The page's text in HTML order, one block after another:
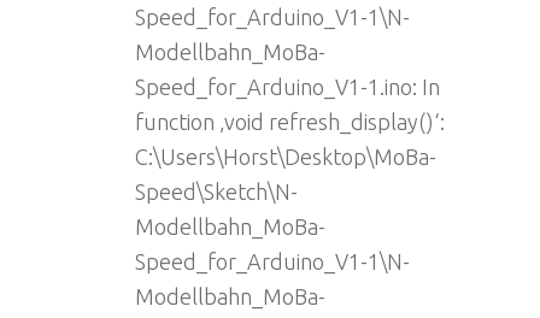
Speed_for_Arduino_V1-1\N-
Modellbahn_MoBa-
Speed_for_Arduino_V1-1.ino: In
function ‚void refresh_display()‘:
C:\Users\Horst\Desktop\MoBa-
Speed\Sketch\N-
Modellbahn_MoBa-
Speed_for_Arduino_V1-1\N-
Modellbahn_MoBa-